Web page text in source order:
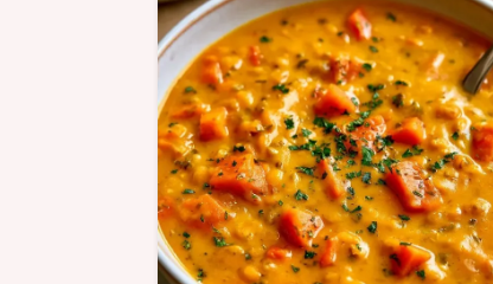
Details für eine erfolgreiche
Zubereitung.